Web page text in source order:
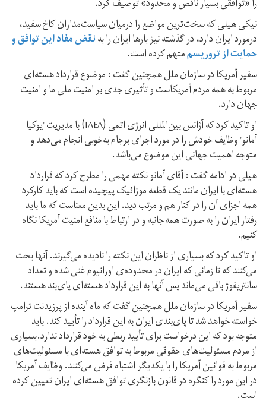
را «توافقی بسیار ناقص و محدود» توصیف کرد.
نیکی هیلی که سخت‌ترین مواضع را درمیان سیاست‌مداران کاخ سفید،
درمورد ایران دارد، در گذشته نیز بارها ایران را بهنقض مفاد این توافق و
حمایت از تروریسممتهم کرده است.
سفیر آمریکا در سازمان ملل همچنین گغت : موضوع قرارداد هسته‌ای
مربوط به همه مردم آمریکاست و تأثیری جدی بر امنیت ملی ما و امنیت
جهان دارد.
او تاکید کرد که آژانس بین‌المللی انرژی اتمی (IAEA) با مدیریت 'یوکیا
آمانو' وظایف خودش را در مورد اجرای برجام به‌خوبی انجام می‌دهد و
متوجه اهمیت جهانی این موضوع می‌باشد.
هیلی در ادامه گفت : آقای آمانو نکته مهمی را مطرح کرد که قرارداد
هسته‌ای با ایران مانند یک قطعه موزائیک پیچیده است که باید کارکرد
همه اجزای آن را در کنار هم و مرتب دید. این بدین معناست که ما باید
رفتار ایران را به صورت همه جانبه و در ارتباط با منافع امنیت آمریکا نگاه
کنیم.
او تاکید کرد که بسیاری از ناظران این نکته را نادیده می‌گیرند. آنها بحث
می‌کنند که تا زمانی که ایران در محدوده‌ی اورانیوم غنی شده و تعداد
سانتریفوژ باقی می‌ماند پس آنها به این قرارداد هسته‌ای پای‌بند هستند.
سفیر آمریکا در سازمان ملل همچنین گفت که ماه آینده از پرزیدنت ترامپ
خواسته خواهد شد تا پای‌بندی ایران به این قرارداد را تأیید کند. باید
متوجه بود که این درخواست برای تأیید ربطی به خود قرارداد ندارد.بسیاری
از مردم مسئولیت‌های حقوقی مربوط به توافق هسته‌ای با مسئولیت‌های
مربوط به قوانین آمریکا را با یکدیگر اشتباه فرض می‌کنند. وظایف آمریکا
در این مورد را کنگره در قانون بازنگری توافق هسته‌ای ایران تعیین کرده
است.